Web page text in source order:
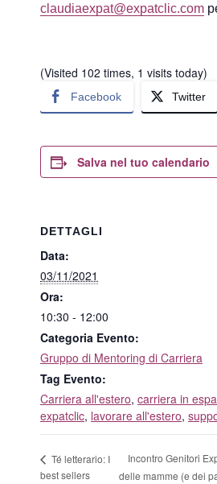
claudiaexpat@expatclic.com
(Visited 102 times, 1 visits today)
Facebook Twitter
Salva nel tuo calendario
DETTAGLI
Data:
03/11/2021
Ora:
10:30 - 12:00
Categoria Evento:
Gruppo di Mentoring di Carriera
Tag Evento:
Carriera all'estero,carriera in
expatclic, lavorare all'estero,
Té letterario: I
best sellers
Incontro Genitori
delle mamme (e dei